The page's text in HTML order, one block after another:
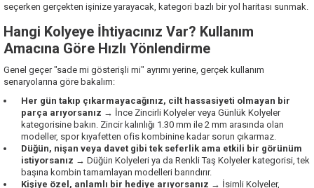
seçerken gerçekten işinize yarayacak, kategori bazlı bir yol haritası sunmak.
Hangi Kolyeye İhtiyacınız Var? Kullanım
Amacına Göre Hızlı Yönlendirme
Genel geçer "sade mi gösterişli mi" ayrımı yerine, gerçek kullanım
senaryolarına göre bakalım:
Her gün takıp çıkarmayacağınız, cilt hassasiyeti olmayan bir
parça arıyorsanız → İnce Zincirli Kolyelerveya Günlük Kolyeler
kategorisine bakın. Zincir kalınlığı 1.30 mm ile 2 mm arasında olan
modeller, spor kıyafetten ofis kombinine kadar sorun çıkarmaz.
Düğün, nişan veya davet gibi tek seferlik ama etkili bir görünüm
istiyorsanız → Düğün Kolyeleri ya da Renkli Taş Kolyelerkategorisi, tek
başına kombin tamamlayan modelleri barındırır.
Kişiye özel, anlamlı bir hediye arıyorsanız → İsimli Kolyeler,